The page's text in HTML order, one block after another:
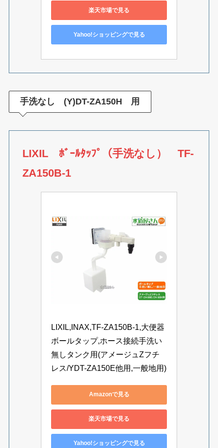
楽天市場で見る
Yahoo!ショッピングで見る
手洗なし (Y)DT-ZA150H 用
LIXIL ﾎﾞｰﾙﾀｯﾌﾟ（手洗なし） TF-
ZA150B-1
LIXIL,INAX,TF-ZA150B-1,大便器
ボールタップ,ホース接続手洗い
無しタンク用(アメージュZフチ
レス/YDT-ZA150E他用,一般地用)
Amazonで見る
楽天市場で見る
Yahoo!ショッピングで見る